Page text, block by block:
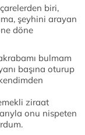
biri,
şeyhini arayan
döne
bulmam
başına oturup
ziraat
onu nispeten